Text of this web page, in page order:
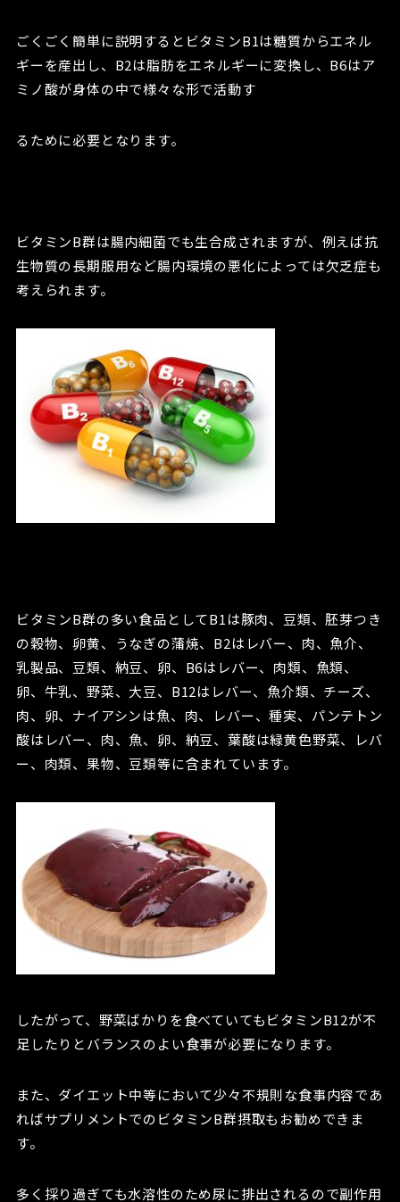
ごくごく簡単に説明するとビタミンB1は糖質からエネル
ギーを産出し、B2は脂肪をエネルギーに変換し、B6はア
ミノ酸が身体の中で様々な形で活動す
るために必要となります。
ビタミンB群は腸内細菌でも生合成されますが、例えば抗
生物質の長期服用など腸内環境の悪化によっては欠乏症も
考えられます。
ビタミンB群の多い食品としてB1は豚肉、豆類、胚芽つき
の穀物、卵黄、うなぎの蒲焼、B2はレバー、肉、魚介、
乳製品、豆類、納豆、卵、B6はレバー、肉類、魚類、
卵、牛乳、野菜、大豆、B12はレバー、魚介類、チーズ、
肉、卵、ナイアシンは魚、肉、レバー、種実、パンテトン
酸はレバー、肉、魚、卵、納豆、葉酸は緑黄色野菜、レバ
ー、肉類、果物、豆類等に含まれています。
したがって、野菜ばかりを食べていてもビタミンB12が不
足したりとバランスのよい食事が必要になります。
また、ダイエット中等において少々不規則な食事内容であ
ればサプリメントでのビタミンB群摂取もお勧めできま
す。
多く採り過ぎても水溶性のため尿に排出されるので副作用